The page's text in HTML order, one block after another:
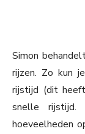
Simon
rijzen. Zo kun
rijstijd (dit
snelle
hoeveelheden